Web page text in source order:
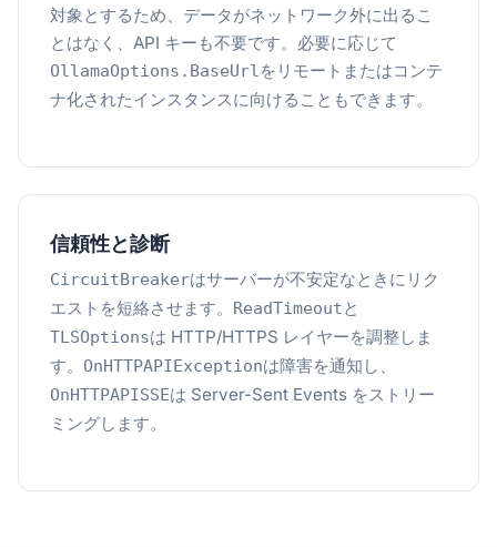
対象とするため、データがネットワーク外に出るこ
とはなく、API キーも不要です。必要に応じて
OllamaOptions.BaseUrlをリモートまたはコンテ
ナ化されたインスタンスに向けることもできます。
信頼性と診断
CircuitBreakerはサーバーが不安定なときにリク
エストを短絡させます。 ReadTimeoutと
TLSOptionsは HTTP/HTTPS レイヤーを調整しま
す。 OnHTTPAPIExceptionは障害を通知し、
OnHTTPAPISSEは Server-Sent Events をストリー
ミングします。